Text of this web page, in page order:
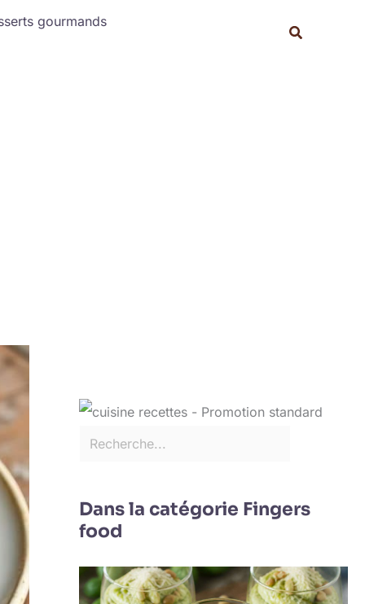
gourmands
Rechercher
Dans la catégorie Fingers
food